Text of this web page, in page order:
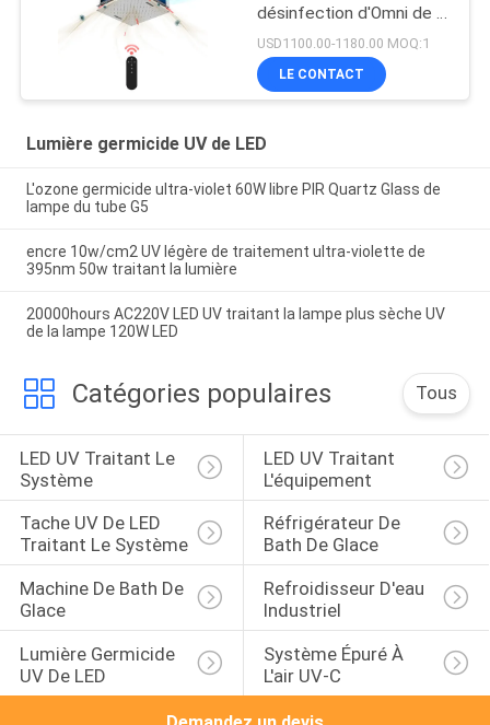
désinfection d'Omni de la
lampe 150W UV
germicide
USD1100.00-1180.00 MOQ:1
LE CONTACT
Lumière germicide UV de LED
L'ozone germicide ultra-violet 60W libre PIR Quartz Glass de
lampe du tube G5
encre 10w/cm2 UV légère de traitement ultra-violette de
395nm 50w traitant la lumière
20000hours AC220V LED UV traitant la lampe plus sèche UV
de la lampe 120W LED
Catégories populaires Tous
LED UV Traitant Le
Système
LED UV Traitant
L'équipement
Tache UV De LED
Traitant Le Système
Réfrigérateur De
Bath De Glace
Machine De Bath De
Glace
Refroidisseur D'eau
Industriel
Lumière Germicide
UV De LED
Système Épuré À
L'air UV-C